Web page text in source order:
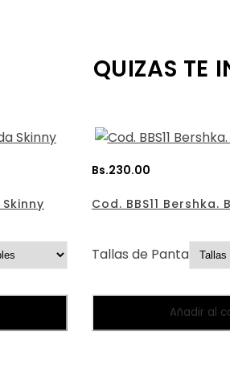
QUIZAS TE
Bs.230.00
Cod. BBS11 Bershka.
Tallas de Pantalones:
Añadir al